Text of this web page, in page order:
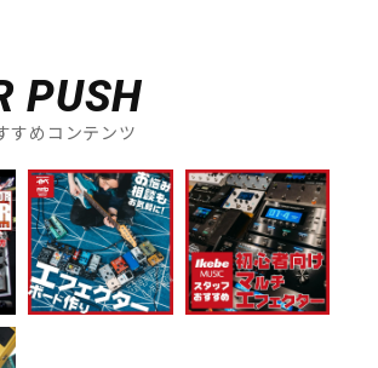
PUSH
すめコンテンツ